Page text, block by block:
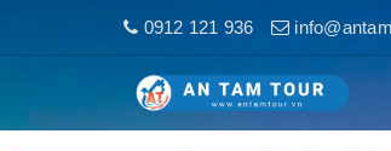
0912 121 936